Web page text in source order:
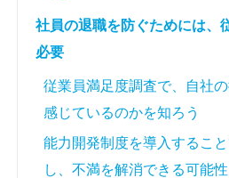
社員の退職を防ぐためには、
必要
従業員満足度調査で、自社
感じているのかを知ろう
能力開発制度を導入するこ
し、不満を解消できる可能